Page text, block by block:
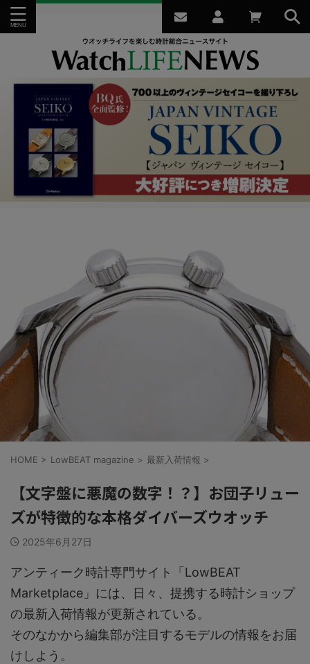
HOME > LowBEAT magazine > 最新入荷情報 >
【文字盤に悪魔の数字！？】お団子リュー
ズが特徴的な本格ダイバーズウオッチ
2025年6月27日
アンティーク時計専門サイト「LowBEAT
Marketplace」には、日々、提携する時計ショップ
の最新入荷情報が更新されている。
そのなかから編集部が注目するモデルの情報をお届
けしよう。